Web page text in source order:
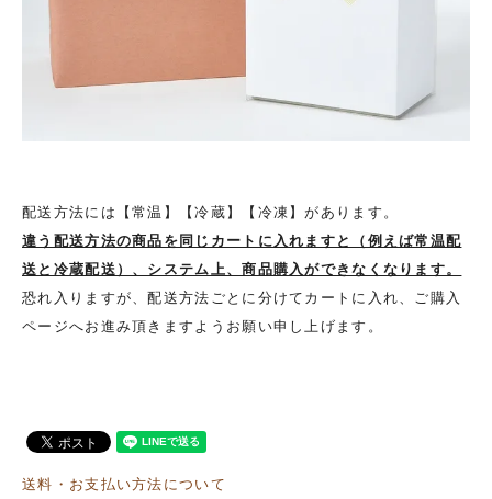
配送方法には【常温】【冷蔵】【冷凍】があります。
違う配送方法の商品を同じカートに入れますと（例えば常温配
送と冷蔵配送）、システム上、商品購入ができなくなります。
恐れ入りますが、配送方法ごとに分けてカートに入れ、ご購入
ページへお進み頂きますようお願い申し上げます。
送料・お支払い方法について